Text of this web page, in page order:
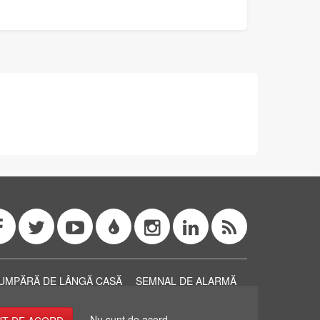
DE LÂNGĂ CASĂ
SEMNAL DE ALARMĂ
Feed